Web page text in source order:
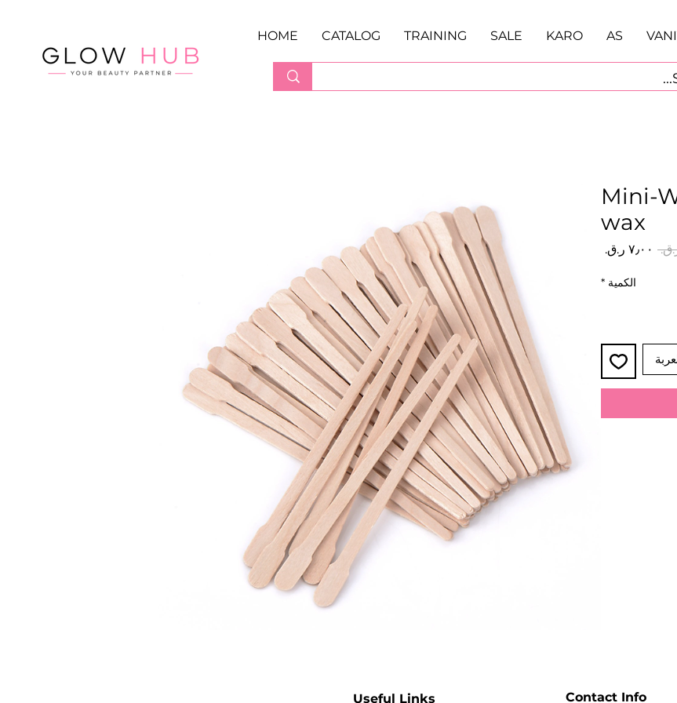
HOME CATALOG TRAINING SALE KARO AS
Mini-
wax
سعر
الكمية *
Useful Links Contact Info